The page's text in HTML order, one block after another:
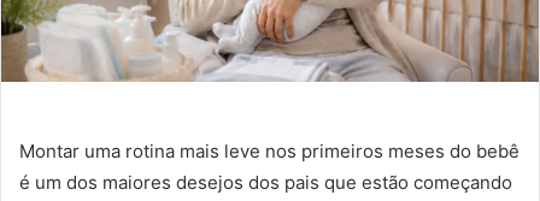
Montar uma rotina mais leve nos primeiros meses do bebê
é um dos maiores desejos dos pais que estão começando